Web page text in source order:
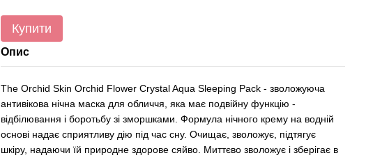
Купити
Опис
The Orchid Skin Orchid Flower Crystal Aqua Sleeping Pack - зволожуюча
антивікова нічна маска для обличчя, яка має подвійну функцію -
відбілювання і боротьбу зі зморшками. Формула нічного крему на водній
основі надає сприятливу дію під час сну. Очищає, зволожує, підтягує
шкіру, надаючи їй природне здорове сяйво. Миттєво зволожує і зберігає в